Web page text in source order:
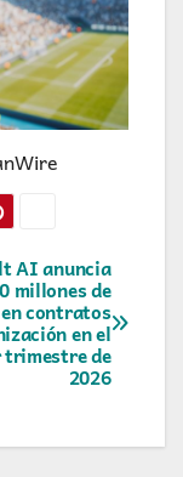
AI anuncia
millones de
contratos
en el
de
2026